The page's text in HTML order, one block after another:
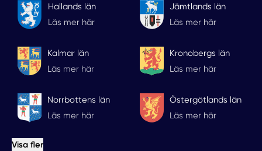
Hallands län
Läs mer här
Jämtlands län
Läs mer här
Kalmar län
Läs mer här
Kronobergs län
Läs mer här
Norrbottens län
Läs mer här
Östergötlands län
Läs mer här
Visa fler